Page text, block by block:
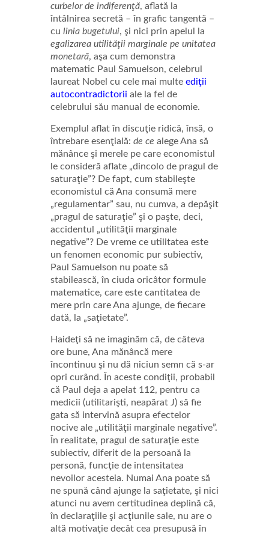
curbelor de indiferenţă, aflată la
întâlnirea secretă – în grafic tangentă –
cu linia bugetului, şi nici prin apelul la
egalizarea utilităţii marginale pe unitatea
monetară, aşa cum demonstra
matematic Paul Samuelson, celebrul
laureat Nobel cu cele mai multe ediţii
autocontradictorii ale la fel de
celebrului său manual de economie.
Exemplul aflat în discuţie ridică, însă, o
întrebare esenţială: de ce alege Ana să
mănânce şi merele pe care economistul
le consideră aflate „dincolo de pragul de
saturaţie”? De fapt, cum stabileşte
economistul că Ana consumă mere
„regulamentar” sau, nu cumva, a depăşit
„pragul de saturaţie” şi o paşte, deci,
accidentul „utilităţii marginale
negative”? De vreme ce utilitatea este
un fenomen economic pur subiectiv,
Paul Samuelson nu poate să
stabilească, în ciuda oricâtor formule
matematice, care este cantitatea de
mere prin care Ana ajunge, de fiecare
dată, la „saţietate”.
Haideţi să ne imaginăm că, de câteva
ore bune, Ana mănâncă mere
încontinuu şi nu dă niciun semn că s-ar
opri curând. În aceste condiţii, probabil
că Paul deja a apelat 112, pentru ca
medicii (utilitarişti, neapărat J) să fie
gata să intervină asupra efectelor
nocive ale „utilităţii marginale negative”.
În realitate, pragul de saturaţie este
subiectiv, diferit de la persoană la
personă, funcţie de intensitatea
nevoilor acesteia. Numai Ana poate să
ne spună când ajunge la saţietate, şi nici
atunci nu avem certitudinea deplină că,
în declaraţiile şi acţiunile sale, nu are o
altă motivaţie decât cea presupusă în